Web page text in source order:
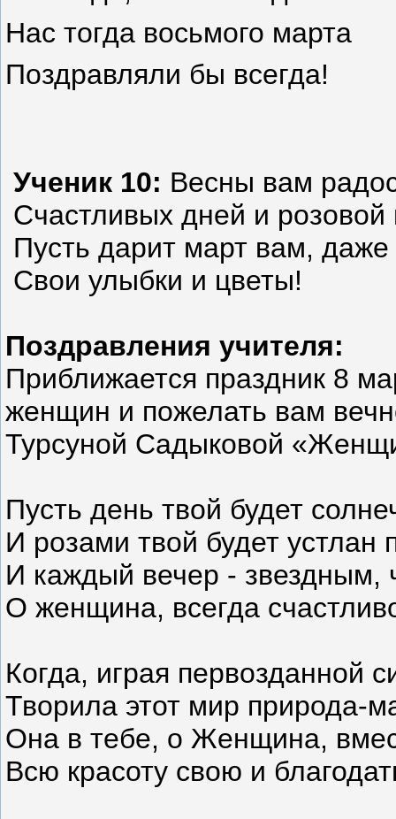
Нас тогда восьмого марта
Поздравляли бы всегда!
Ученик 10: Весны вам
Счастливых дней и
Пусть дарит март вам,
Свои улыбки и цветы!
Поздравления учителя:
Приближается праздник 8
женщин и пожелать вам
Турсуной Садыковой
Пусть день твой будет
И розами твой будет устлан
И каждый вечер -
О женщина, всегда
Когда, играя первозданной
Творила этот мир природа-
Она в тебе, о Женщина,
Всю красоту свою и